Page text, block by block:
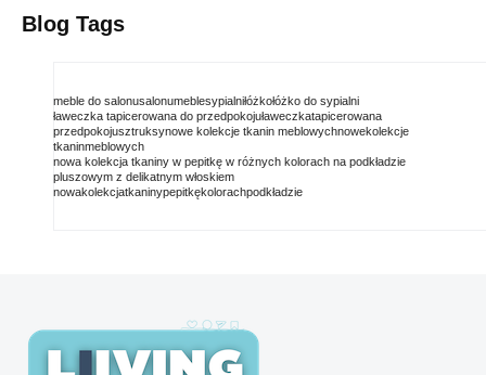
Blog Tags
meble do salonusalonumeblesypialniłóżkołóżko do sypialni
ławeczka tapicerowana do przedpokojuławeczkatapicerowana
przedpokojusztruksynowe kolekcje tkanin meblowychnowekolekcje
tkaninmeblowych
nowa kolekcja tkaniny w pepitkę w różnych kolorach na podkładzie
pluszowym z delikatnym włoskiem
nowakolekcjatkaninypepitkękolorachpodkładzie